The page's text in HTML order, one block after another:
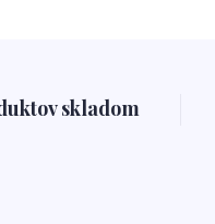
skladom